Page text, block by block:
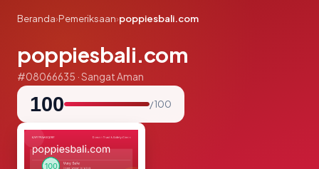
Beranda›Pemeriksaan›poppiesbali.com
poppiesbali.com
#08066635 · Sangat Aman
100 / 100